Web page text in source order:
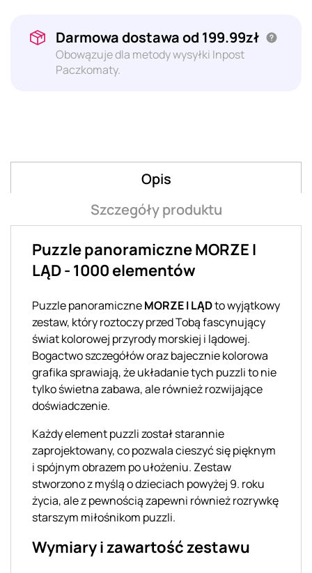
Darmowa dostawa od 199.99zł
Obowązuje dla metody wysyłki Inpost
Paczkomaty.
Opis
Szczegóły produktu
Puzzle panoramiczne MORZE I
LĄD - 1000 elementów
Puzzle panoramiczneMORZE I LĄDto wyjątkowy
zestaw, który roztoczy przed Tobą fascynujący
świat kolorowej przyrody morskiej i lądowej.
Bogactwo szczegółów oraz bajecznie kolorowa
grafika sprawiają, że układanie tych puzzli to nie
tylko świetna zabawa, ale również rozwijające
doświadczenie.
Każdy element puzzli został starannie
zaprojektowany, co pozwala cieszyć się pięknym
i spójnym obrazem po ułożeniu. Zestaw
stworzono z myślą o dzieciach powyżej 9. roku
życia, ale z pewnością zapewni również rozrywkę
starszym miłośnikom puzzli.
Wymiary i zawartość zestawu